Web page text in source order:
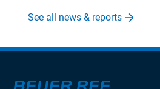
See all news & reports